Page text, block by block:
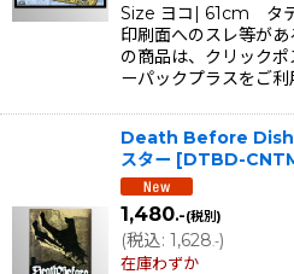
Size ヨコ| 61cm タ
印刷面へのスレ等が
の商品は、クリック
ーパックプラスをご
Death Before
スター [DTBD-
1,480.-(税別)
(税込: 1,628.-)
在庫わずか